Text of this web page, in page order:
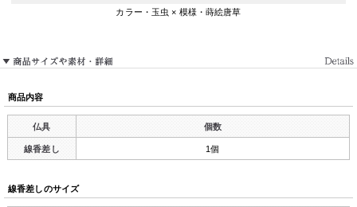
カラー・玉虫 × 模様・蒔絵唐草
商品内容
仏具 個数
線香差し 1個
線香差しのサイズ